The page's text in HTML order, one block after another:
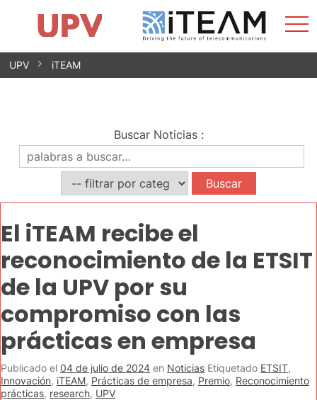
Saltar
Impacto
Grupos de investigación
Instalaciones
Spin-offs
Contacto
Prácticas
Noticias
Unidad de Igualdad
UPV iTEAM
Buscar Noticias:
El iTEAM recibe el
reconocimiento de la ETSIT
de la UPV por su
compromiso con las
prácticas en empresa
Publicado el 04 de julio de 2024 en Noticias Etiquetado ETSIT,
Innovación, iTEAM, Prácticas de empresa, Premio, Reconocimiento
prácticas, research, UPV